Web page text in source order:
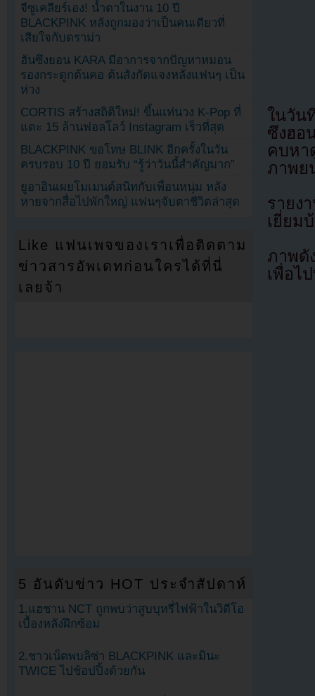
ในวัน
ซึงฮอ
คบหา
ภาพย
รายง
เยี่ยม
ภาพดั
เพื่อไ
จีซูเคลียร์เอง! น้ำตาในงาน 10 ปี
BLACKPINK หลังถูกมองว่าเป็นคนเดียวที่
เสียใจกับดราม่า
ฮันซึงยอน KARA มีอาการจากปัญหาหมอน
รองกระดูกต้นคอ ต้นสังกัดแจงหลังแฟนๆ เป็น
ห่วง
CORTIS สร้างสถิติใหม่! ขึ้นแท่นวง K-Pop ที่
แตะ 15 ล้านฟอลโลว์ Instagram เร็วที่สุด
BLACKPINK ขอโทษ BLINK อีกครั้งในวัน
ครบรอบ 10 ปี ยอมรับ “รู้ว่าวันนี้สำคัญมาก”
ยูอาอินเผยโมเมนต์สนิทกับเพื่อนหนุ่ม หลัง
หายจากสื่อไปพักใหญ่ แฟนๆจับตาชีวิตล่าสุด
Like แฟนเพจของเราเพื่อติดตาม
ข่าวสารอัพเดทก่อนใครได้ที่นี่
เลยจ้า
5 อันดับข่าว HOT ประจำสัปดาห์
1.แฮชาน NCT ถูกพบว่าสูบบุหรี่ไฟฟ้าในวิดีโอ
เบื้องหลังฝึกซ้อม
2.ชาวเน็ตพบลิซ่า BLACKPINK และมินะ
TWICE ไปช้อปปิ้งด้วยกัน